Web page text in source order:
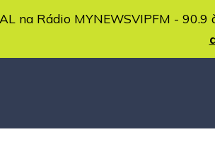
na Rádio MYNEWSVIPFM -